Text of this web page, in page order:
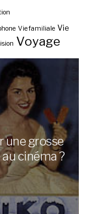
Vie familiale Vie
Voyage
une grosse
cinéma ?